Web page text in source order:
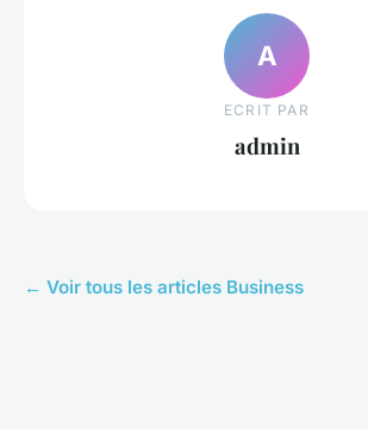
A
ECRIT PAR
admin
← Voir tous les articles Business